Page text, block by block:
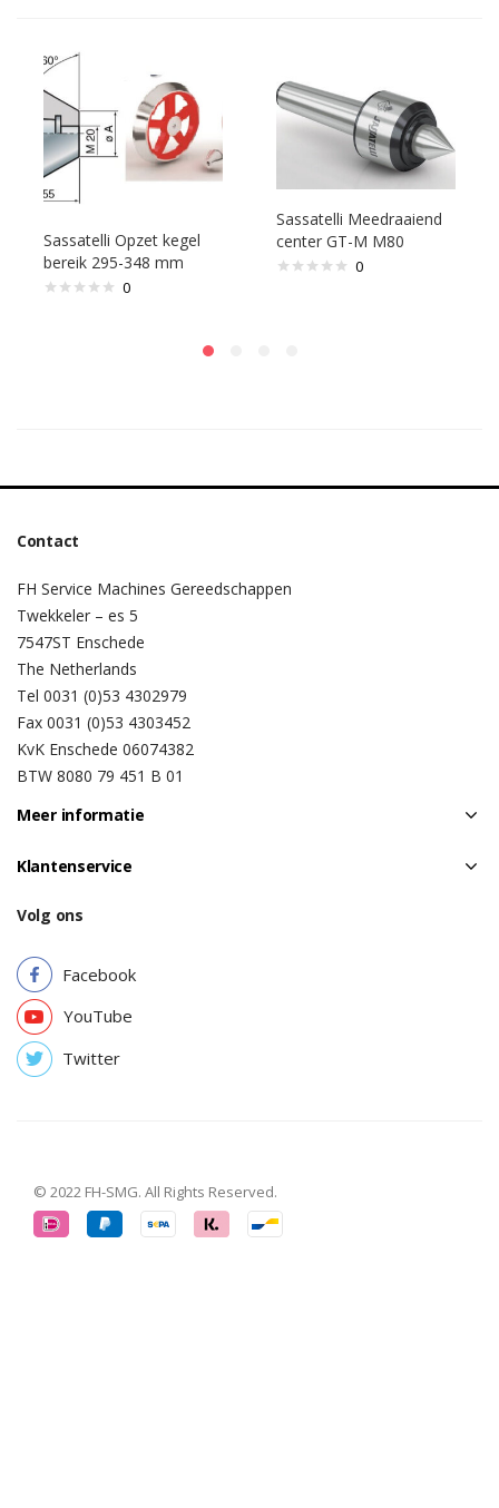
Sassatelli Opzet kegel
bereik 295-348 mm
0
Sassatelli Meedraaiend
center GT-M M80
0
Contact
FH Service Machines Gereedschappen
Twekkeler – es 5
7547ST Enschede
The Netherlands
Tel 0031 (0)53 4302979
Fax 0031 (0)53 4303452
KvK Enschede 06074382
BTW 8080 79 451 B 01
Meer informatie
Klantenservice
Volg ons
Facebook
YouTube
Twitter
© 2022 FH-SMG. All Rights Reserved.